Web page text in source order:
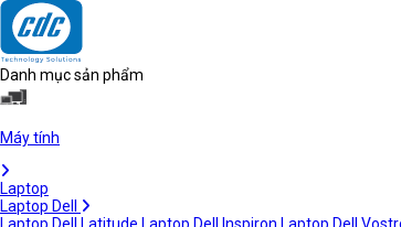
Danh mục sản phẩm
Máy tính
Laptop
Laptop Dell